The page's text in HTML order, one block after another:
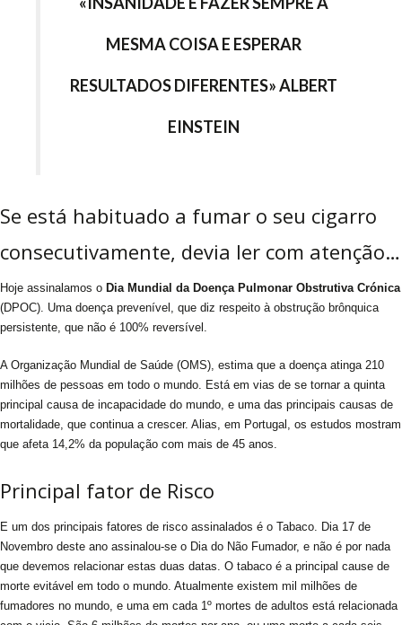
MESMA COISA E ESPERAR
RESULTADOS DIFERENTES» ALBERT
EINSTEIN
Se está habituado a fumar o seu cigarro
consecutivamente, devia ler com atenção…
Hoje assinalamos o Dia Mundial da Doença Pulmonar Obstrutiva Crónica
(DPOC). Uma doença prevenível, que diz respeito à obstrução brônquica
persistente, que não é 100% reversível.
A Organização Mundial de Saúde (OMS), estima que a doença atinga 210
milhões de pessoas em todo o mundo. Está em vias de se tornar a quinta
principal causa de incapacidade do mundo, e uma das principais causas de
mortalidade, que continua a crescer. Alias, em Portugal, os estudos mostram
que afeta 14,2% da população com mais de 45 anos.
Principal fator de Risco
E um dos principais fatores de risco assinalados é o Tabaco. Dia 17 de
Novembro deste ano assinalou-se o Dia do Não Fumador, e não é por nada
que devemos relacionar estas duas datas. O tabaco é a principal cause de
morte evitável em todo o mundo. Atualmente existem mil milhões de
fumadores no mundo, e uma em cada 1º mortes de adultos está relacionada